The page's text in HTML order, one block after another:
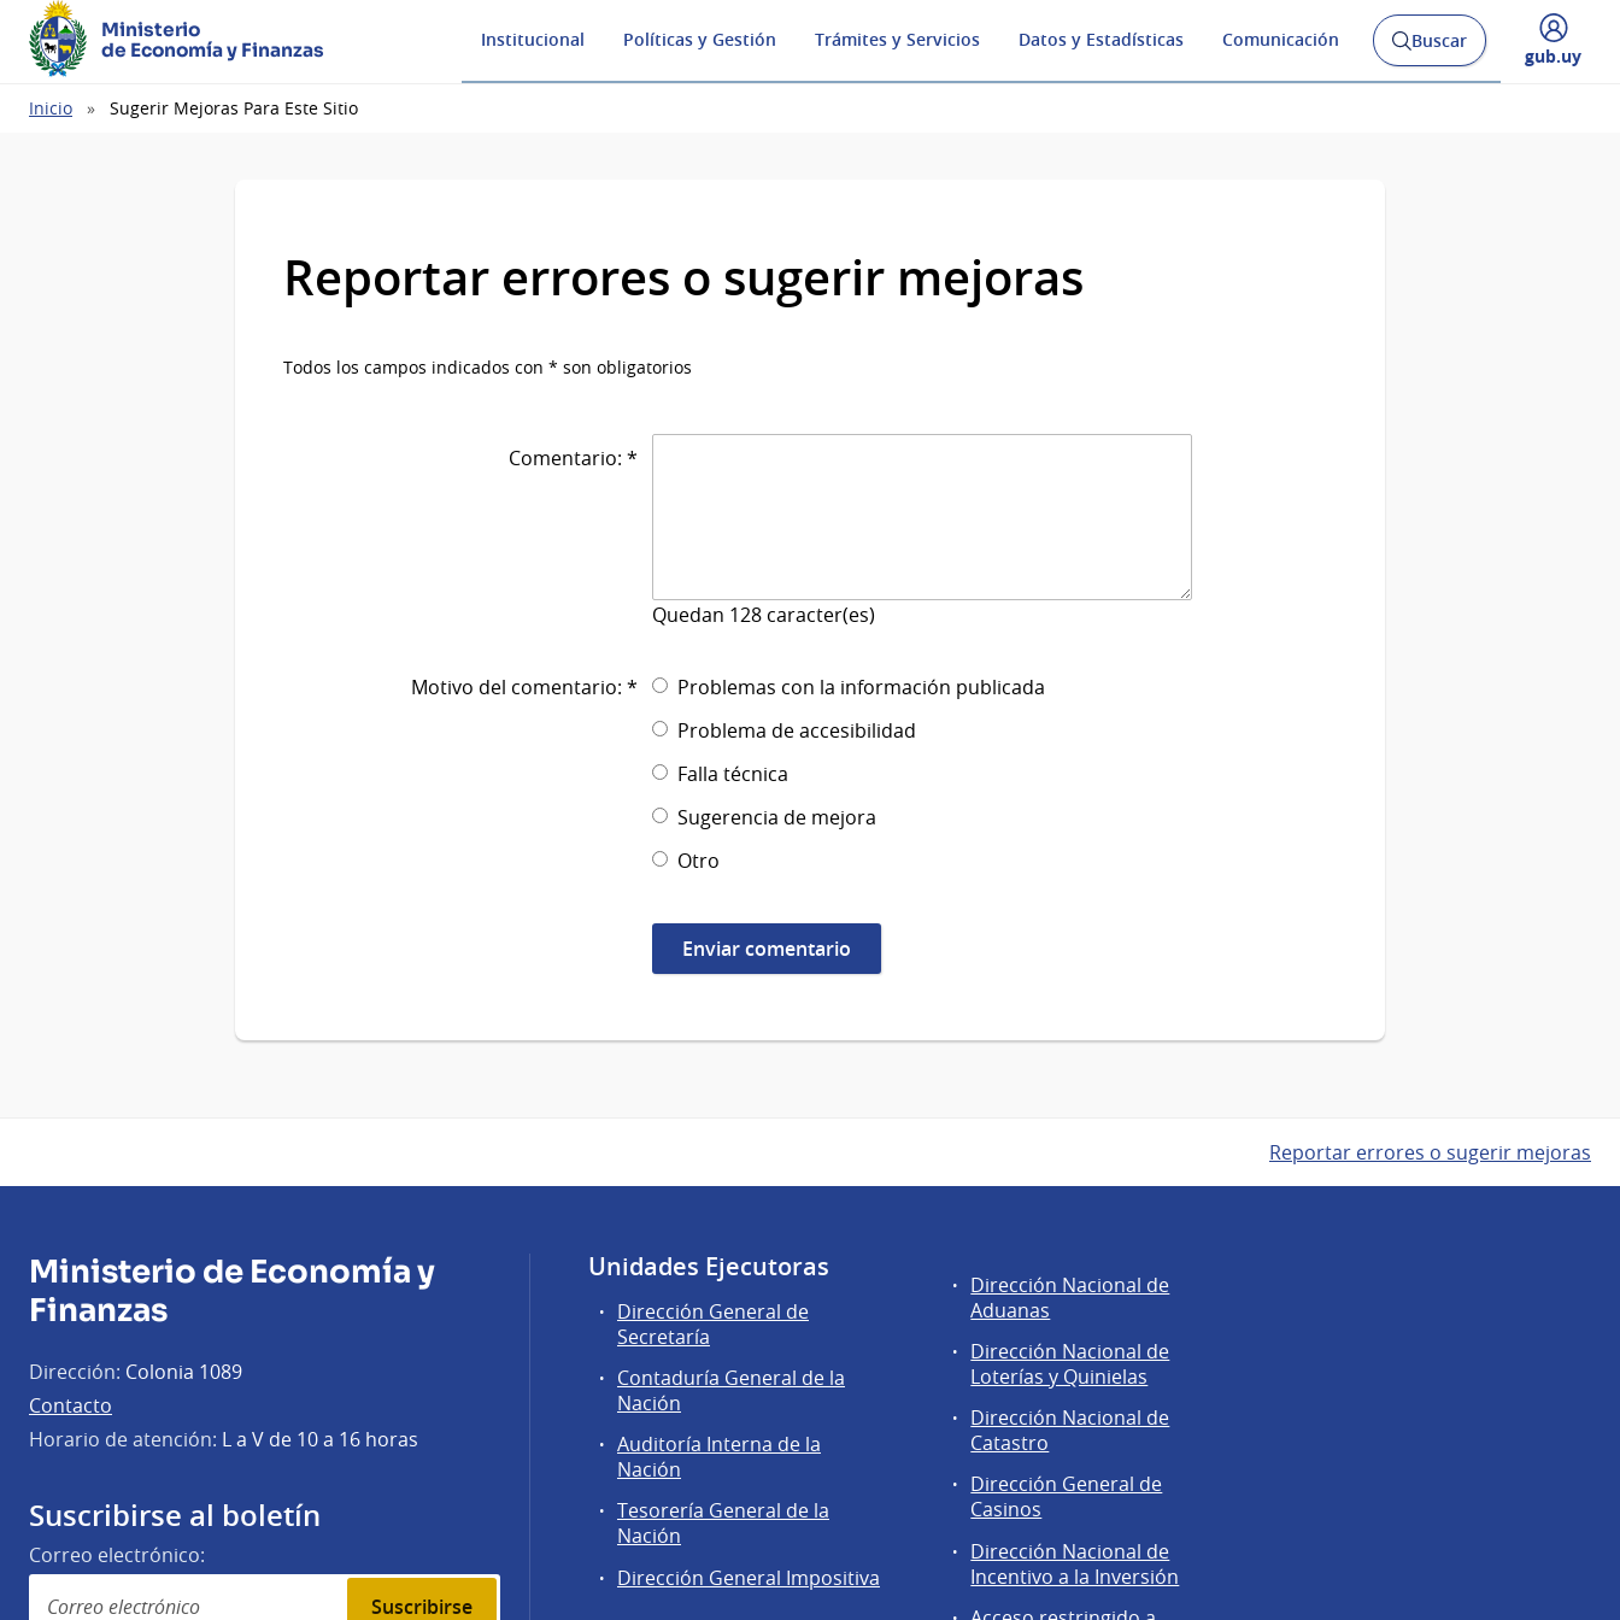
Ministerio
de Economía y Finanzas
Institucional Políticas y Gestión Trámites y Servicios Datos y Estadísticas Comunicación
Abrir
buscador
Buscar
Desplegar
gub.uy
Ruta
Inicio Sugerir Mejoras Para Este Sitio
Reportar errores o sugerir mejoras
Todos los campos indicados con * son obligatorios
Comentario: *
Quedan 128 caracter(es)
Motivo del comentario: *
Problemas con la información publicada
Problema de accesibilidad
Falla técnica
Sugerencia de mejora
Otro
Reportar errores o sugerir mejoras
Ministerio de Economía y
Finanzas
Dirección: Colonia 1089
Contacto
Horario de atención: L a V de 10 a 16 horas
Suscribirse al boletín
Correo electrónico:
Suscribirse
Unidades Ejecutoras
Dirección General de
Secretaría
Contaduría General de la
Nación
Auditoría Interna de la
Nación
Tesorería General de la
Nación
Dirección General Impositiva
Áreas
de
Dirección
General
de
Secretaría
Dirección Nacional de
Aduanas
Dirección Nacional de
Loterías y Quinielas
Dirección Nacional de
Catastro
Dirección General de
Casinos
Dirección Nacional de
Incentivo a la Inversión